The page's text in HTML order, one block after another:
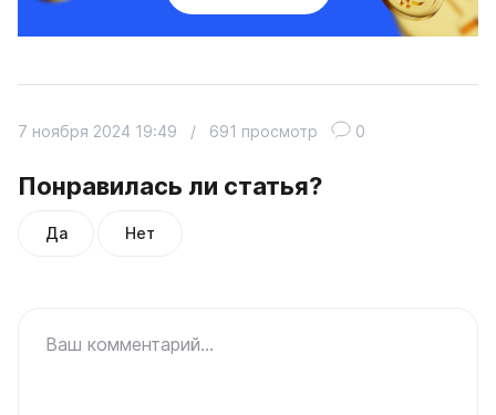
Понравилась ли статья?
Да Нет
7 ноября 2024 19:49 / 691 просмотр 0
Ваш комментарий...